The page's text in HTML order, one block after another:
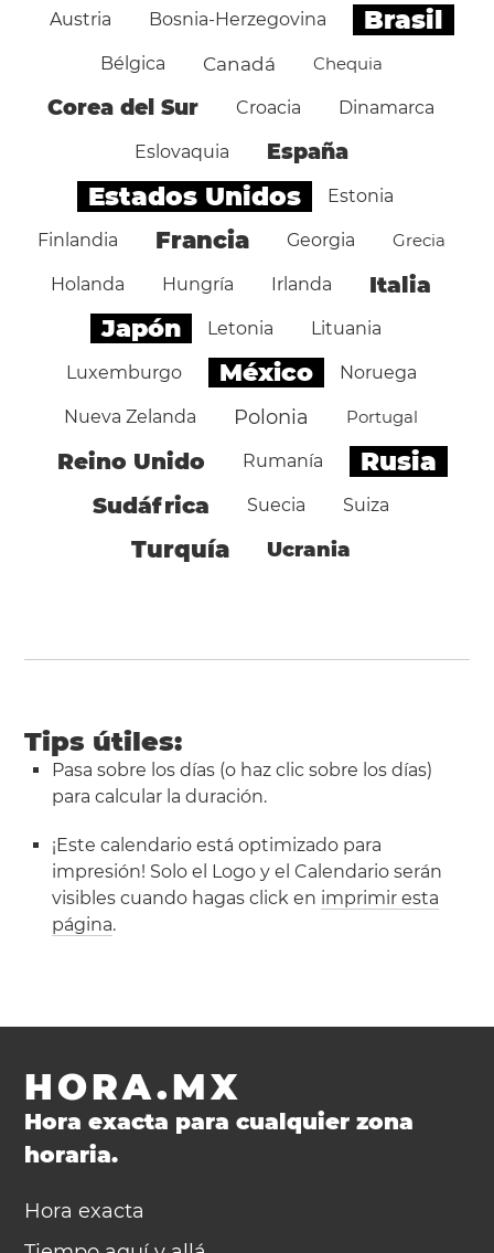
Austria Bosnia-Herzegovina Brasil
Bélgica Canadá Chequia
Corea del Sur Croacia Dinamarca
Eslovaquia España
Estados Unidos Estonia
Finlandia Francia Georgia Grecia
Holanda Hungría Irlanda Italia
Japón Letonia Lituania
Luxemburgo México Noruega
Nueva Zelanda Polonia Portugal
Reino Unido Rumanía Rusia
Sudáfrica Suecia Suiza
Turquía Ucrania
Tips útiles:
Pasa sobre los días (o haz clic sobre los días)
para calcular la duración.
¡Este calendario está optimizado para
impresión! Solo el Logo y el Calendario serán
visibles cuando hagas click en imprimir esta
página.
HORA.MX
Hora exacta para cualquier zona
horaria.
Hora exacta